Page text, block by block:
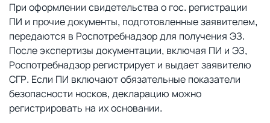
При оформлении свидетельства о гос. регистрации
ПИ и прочие документы, подготовленные заявителем,
передаются в Роспотребнадзор для получения ЭЗ.
После экспертизы документации, включая ПИ и ЭЗ,
Роспотребнадзор регистрирует и выдает заявителю
СГР. Если ПИ включают обязательные показатели
безопасности носков, декларацию можно
регистрировать на их основании.